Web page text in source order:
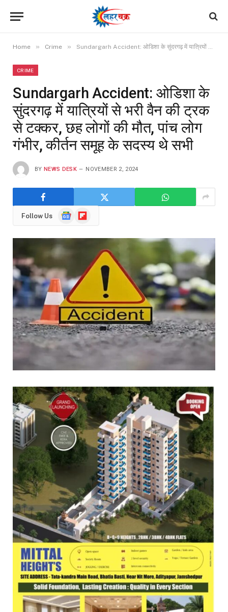
Home » Crime » Sundargarh Accident: ओडिशा के सुंदरगढ़ में यात्रियों से भरी वैन की ट्रक से टक्कर, छह लोगों की मौत, पांच लोग गंभीर, कीर्तन समूह के सदस्य थे सभी
CRIME
Sundargarh Accident: ओडिशा के
सुंदरगढ़ में यात्रियों से भरी वैन की ट्रक
से टक्कर, छह लोगों की मौत, पांच लोग
गंभीर, कीर्तन समूह के सदस्य थे सभी
BY NEWS DESK NOVEMBER 2, 2024
Follow Us
GoogleFlipboard